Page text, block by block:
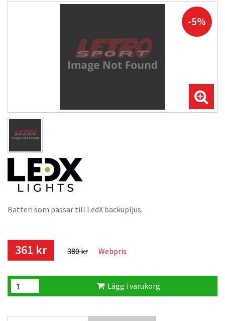
-5%
Batteri som passar till LedX backupljus.
361 kr 380 kr Webpris
Lägg i varukorg